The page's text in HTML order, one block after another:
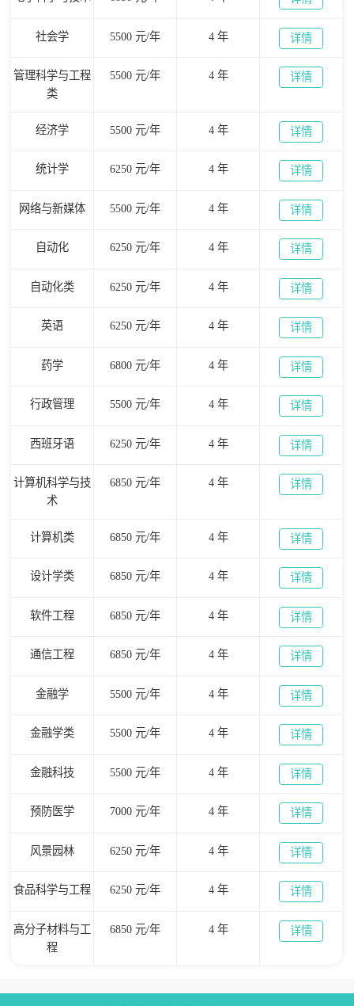
社会学 5500 元/年 4 年 详情
管理科学与工程
类
5500 元/年 4 年 详情
经济学 5500 元/年 4 年 详情
统计学 6250 元/年 4 年 详情
网络与新媒体 5500 元/年 4 年 详情
自动化 6250 元/年 4 年 详情
自动化类 6250 元/年 4 年 详情
英语 6250 元/年 4 年 详情
药学 6800 元/年 4 年 详情
行政管理 5500 元/年 4 年 详情
西班牙语 6250 元/年 4 年 详情
计算机科学与技
术
6850 元/年 4 年 详情
计算机类 6850 元/年 4 年 详情
设计学类 6850 元/年 4 年 详情
软件工程 6850 元/年 4 年 详情
通信工程 6850 元/年 4 年 详情
金融学 5500 元/年 4 年 详情
金融学类 5500 元/年 4 年 详情
金融科技 5500 元/年 4 年 详情
预防医学 7000 元/年 4 年 详情
风景园林 6250 元/年 4 年 详情
食品科学与工程 6250 元/年 4 年 详情
高分子材料与工
程
6850 元/年 4 年 详情